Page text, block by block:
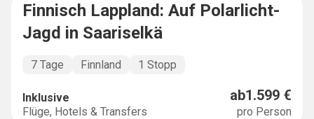
EXPLORER
Finnisch Lappland: Auf Polarlicht-
Jagd in Saariselkä
7 Tage Finnland 1 Stopp
Inklusive
Flüge, Hotels & Transfers
ab1.599 €
pro Person